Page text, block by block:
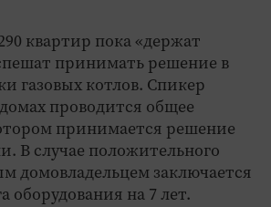
квартир пока «держат
принимать решение в
газовых котлов. Спикер
проводится общее
принимается решение
В случае положительного
домовладельцем заключается
оборудования на 7 лет.